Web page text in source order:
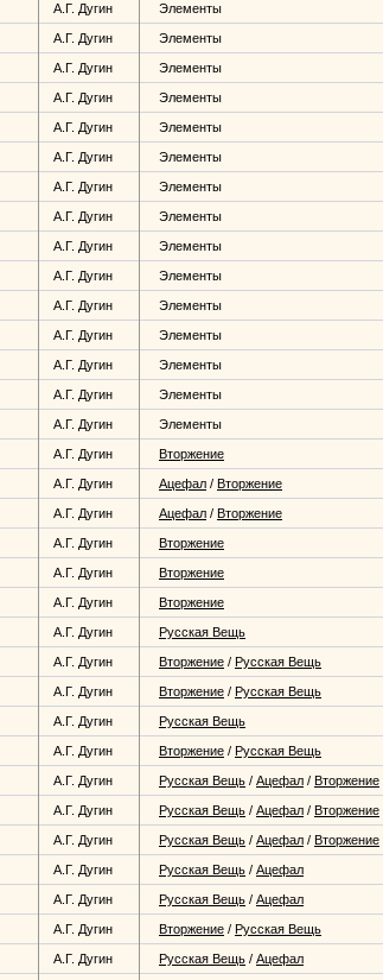
А.Г. Дугин Элементы
А.Г. Дугин Элементы
А.Г. Дугин Элементы
А.Г. Дугин Элементы
А.Г. Дугин Элементы
А.Г. Дугин Элементы
А.Г. Дугин Элементы
А.Г. Дугин Элементы
А.Г. Дугин Элементы
А.Г. Дугин Элементы
А.Г. Дугин Элементы
А.Г. Дугин Элементы
А.Г. Дугин Элементы
А.Г. Дугин Элементы
А.Г. Дугин Элементы
А.Г. Дугин Вторжение
А.Г. Дугин Ацефал / Вторжение
А.Г. Дугин Ацефал / Вторжение
А.Г. Дугин Вторжение
А.Г. Дугин Вторжение
А.Г. Дугин Вторжение
А.Г. Дугин Русская Вещь
А.Г. Дугин Вторжение / Русская Вещь
А.Г. Дугин Вторжение / Русская Вещь
А.Г. Дугин Русская Вещь
А.Г. Дугин Вторжение / Русская Вещь
А.Г. Дугин Русская Вещь / Ацефал / Вторжение
А.Г. Дугин Русская Вещь / Ацефал / Вторжение
А.Г. Дугин Русская Вещь / Ацефал / Вторжение
А.Г. Дугин Русская Вещь / Ацефал
А.Г. Дугин Русская Вещь / Ацефал
А.Г. Дугин Вторжение / Русская Вещь
А.Г. Дугин Русская Вещь / Ацефал